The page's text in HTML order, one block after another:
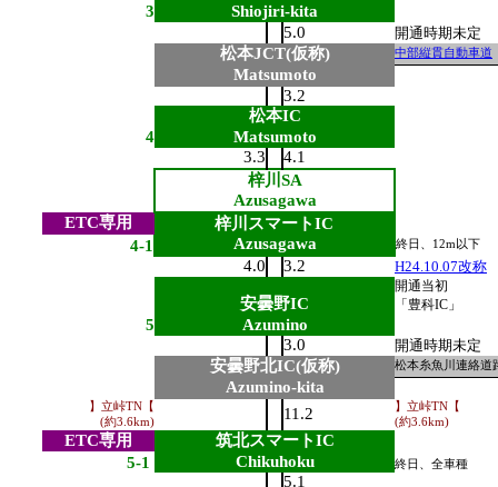
3
Shiojiri-kita
5.0
開通時期未定
松本JCT(仮称) 中部縦貫自動車道
Matsumoto
3.2
松本IC
4
Matsumoto
3.3
4.1
梓川SA
Azusagawa
ETC専用
梓川スマートIC
4-1
Azusagawa 終日、12m以下
4.0 3.2 H24.10.07改称
安曇野IC
開通当初
「豊科IC」
5
Azumino
3.0
開通時期未定
安曇野北IC(仮称) 松本糸魚川連絡道
Azumino-kita
】立峠TN【
(約3.6km)
11.2
】立峠TN【
(約3.6km)
ETC専用
筑北スマートIC
5-1
Chikuhoku 終日、全車種
5.1